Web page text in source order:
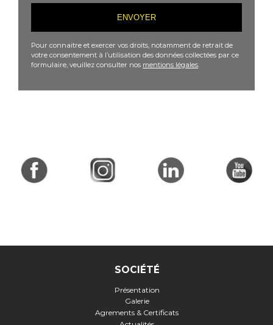
Pour connaitre et exercer vos droits, notamment de retrait de
votre consentement à l’utilisation des données collectées par ce
formulaire, veuillez consulter nos mentions légales
SOCIÉTÉ
Présentation
Galerie
Agrements & Certificats